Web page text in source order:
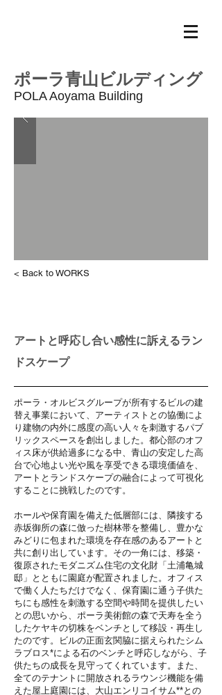
ポーラ青山ビルディング
​POLA Aoyama Building
< Back to WORKS
アートと呼応し合い感性に訴えるラン
ドスケープ
ポーラ・オルビスグループが所有するビルの建
替え事業において、アーティストとの協働によ
り建物の内外に感度の高い人々を刺激するパブ
リックスペースを創出しました。都心部のオフ
ィス床が供給過多になる中、青山の安定した高
台で心地よい光や風を享受できる環境価値を、
アートとランドスケープの融合によって可視化
することに挑戦したのです。
ホールや保育園を備えた低層部には、隣接する
赤坂御所の森に倣った樹林帯を整備し、豊かな
みどりに包まれた環境を存在感のあるアートと
共に創り出しています。その一角には、移築・
復原されたモダニズム住宅の文化財「土浦亀城
邸」とともに園庭が配置されました。オフィス
で働く人たちだけでなく、保育園に通う子供た
ちにも感性を刺激する空間や時間を提供したい
との思いから、ポーラ美術館の森で天寿を全う
したケヤキの切株をベンチとして移設・再生し
たのです。ビルの正面玄関脇に据えられたシム
ラブロス*による石のベンチと呼応しながら、子
供たちの成長を見守ってくれています。また、
全てのテナントに開放されるラウンジ機能を備
えた屋上庭園には、大山エンリコイサム**との